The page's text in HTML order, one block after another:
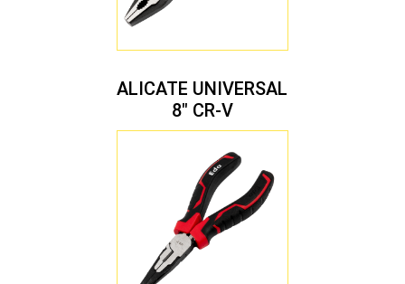
ALICATE UNIVERSAL
8″ CR-V